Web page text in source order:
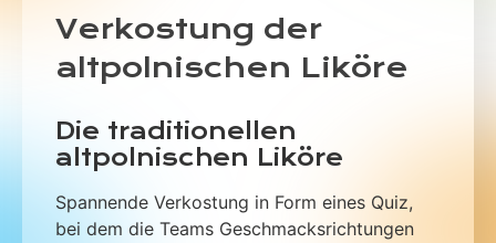
Verkostung der
altpolnischen Liköre
Die traditionellen
altpolnischen Liköre
Spannende Verkostung in Form eines Quiz,
bei dem die Teams Geschmacksrichtungen